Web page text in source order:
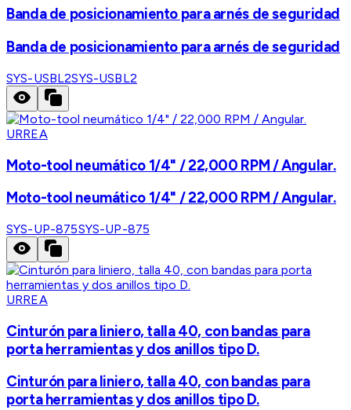
Banda de posicionamiento para arnés de seguridad
Banda de posicionamiento para arnés de seguridad
SYS-USBL2SYS-USBL2
URREA
Moto-tool neumático 1/4" / 22,000 RPM / Angular.
Moto-tool neumático 1/4" / 22,000 RPM / Angular.
SYS-UP-875SYS-UP-875
URREA
Cinturón para liniero, talla 40, con bandas para
porta herramientas y dos anillos tipo D.
Cinturón para liniero, talla 40, con bandas para
porta herramientas y dos anillos tipo D.